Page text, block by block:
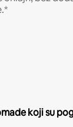
koji su